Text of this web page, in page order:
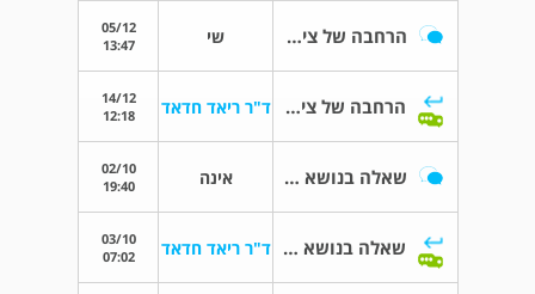
הרחבה של צינורית צד בלבלב שי
05/12
13:47
הרחבה של צינורית צד בלבלב ד"ר ריאד חדאד
14/12
12:18
שאלה בנושא ניתוח כבד אינה
02/10
19:40
שאלה בנושא ניתוח כבד ד"ר ריאד חדאד
03/10
07:02